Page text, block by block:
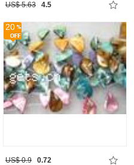
US$ 5.63 4.5
20
US$ 0.9 0.72